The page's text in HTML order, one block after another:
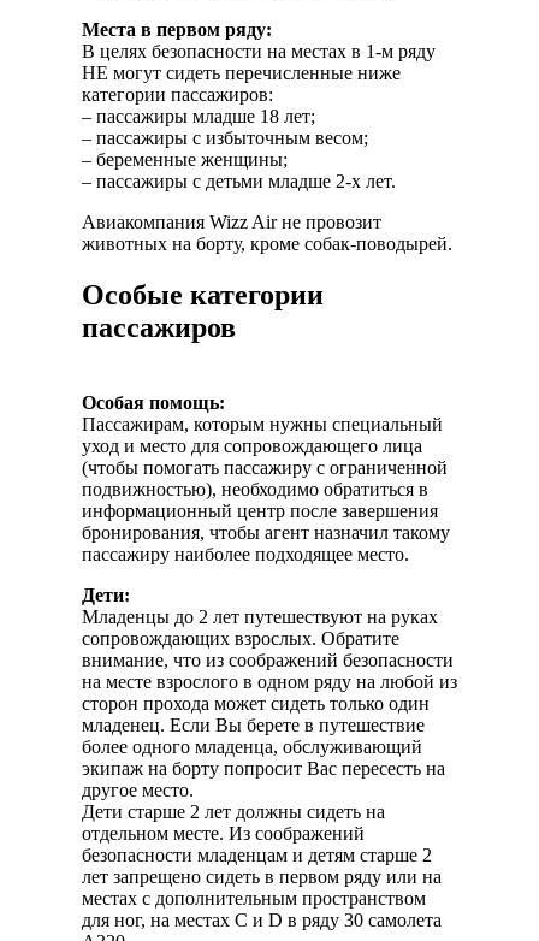
Места в первом ряду:
В целях безопасности на местах в 1-м ряду
НЕ могут сидеть перечисленные ниже
категории пассажиров:
– пассажиры младше 18 лет;
– пассажиры с избыточным весом;
– беременные женщины;
– пассажиры с детьми младше 2-х лет.
Авиакомпания Wizz Air не провозит
животных на борту, кроме собак-поводырей.
Особые категории
пассажиров
Особая помощь:
Пассажирам, которым нужны специальный
уход и место для сопровождающего лица
(чтобы помогать пассажиру с ограниченной
подвижностью), необходимо обратиться в
информационный центр после завершения
бронирования, чтобы агент назначил такому
пассажиру наиболее подходящее место.
Дети:
Младенцы до 2 лет путешествуют на руках
сопровождающих взрослых. Обратите
внимание, что из соображений безопасности
на месте взрослого в одном ряду на любой из
сторон прохода может сидеть только один
младенец. Если Вы берете в путешествие
более одного младенца, обслуживающий
экипаж на борту попросит Вас пересесть на
другое место.
Дети старше 2 лет должны сидеть на
отдельном месте. Из соображений
безопасности младенцам и детям старше 2
лет запрещено сидеть в первом ряду или на
местах с дополнительным пространством
для ног, на местах C и D в ряду 30 самолета